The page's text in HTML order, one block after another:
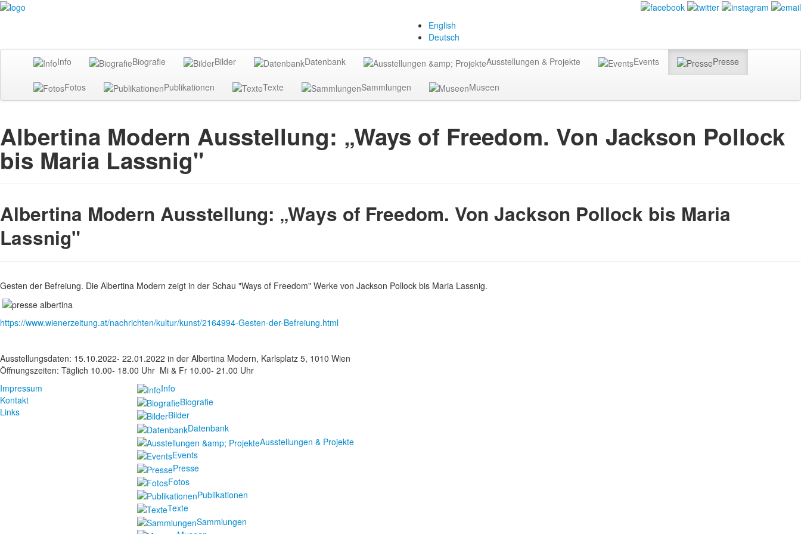
English
Deutsch
Info Biografie Bilder Datenbank Ausstellungen & Projekte Events Presse
Fotos Publikationen Texte Sammlungen Museen
Albertina Modern Ausstellung: „Ways of Freedom. Von Jackson Pollock
bis Maria Lassnig"
Albertina Modern Ausstellung: „Ways of Freedom. Von Jackson Pollock bis Maria
Lassnig"
Gesten der Befreiung. Die Albertina Modern zeigt in der Schau "Ways of Freedom" Werke von Jackson Pollock bis Maria Lassnig.
https://www.wienerzeitung.at/nachrichten/kultur/kunst/2164994-Gesten-der-Befreiung.html
Ausstellungsdaten: 15.10.2022- 22.01.2022 in der Albertina Modern, Karlsplatz 5, 1010 Wien
Öffnungszeiten: Täglich 10.00- 18.00 Uhr Mi & Fr 10.00- 21.00 Uhr
Impressum
Kontakt
Links
Info
Biografie
Bilder
Datenbank
Ausstellungen & Projekte
Events
Presse
Fotos
Publikationen
Texte
Sammlungen